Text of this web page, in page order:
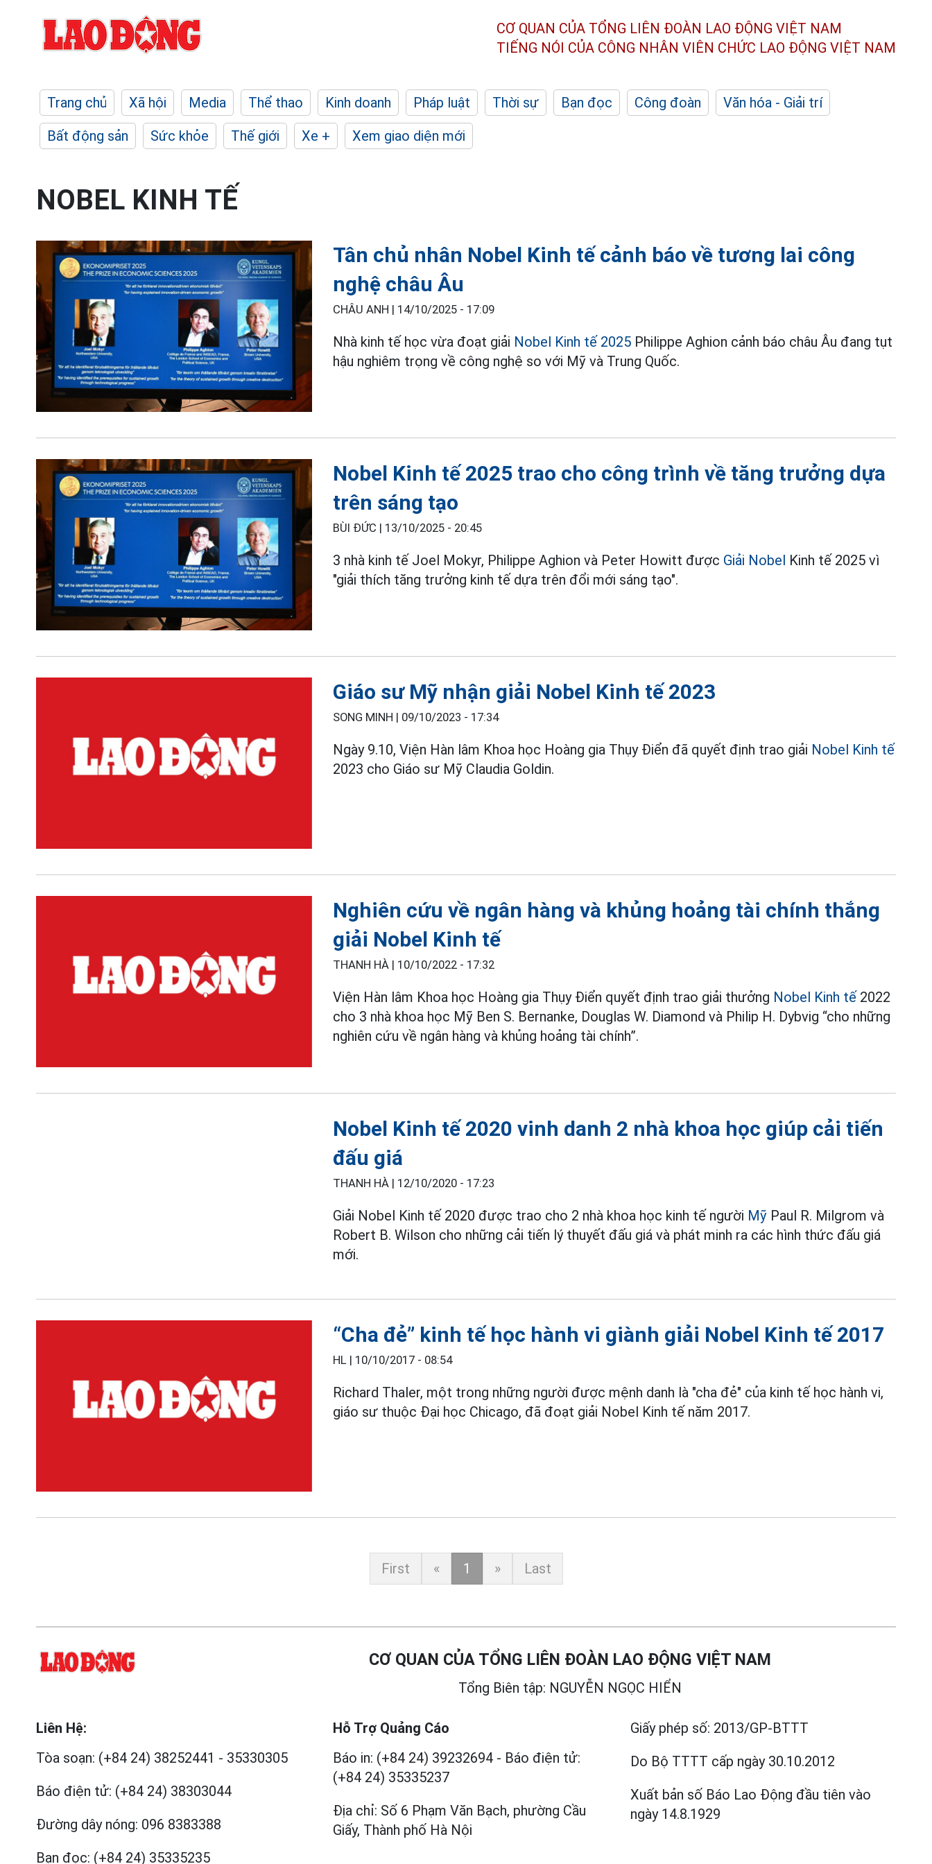
CƠ QUAN CỦA TỔNG LIÊN ĐOÀN LAO ĐỘNG VIỆT NAM
TIẾNG NÓI CỦA CÔNG NHÂN VIÊN CHỨC LAO ĐỘNG VIỆT NAM
Trang chủ Xã hội Media Thể thao Kinh doanh Pháp luật Thời sự Bạn đọc Công đoàn
Văn hóa - Giải trí
Bất động sản
Sức khỏe Thế giới Xe + Xem giao diện mới
NOBEL KINH TẾ
Tân chủ nhân Nobel Kinh tế cảnh báo về tương lai công
nghệ châu Âu
CHÂU ANH | 14/10/2025 - 17:09
Nhà kinh tế học vừa đoạt giải Nobel Kinh tế 2025 Philippe Aghion cảnh báo châu Âu đang tụt
hậu nghiêm trọng về công nghệ so với Mỹ và Trung Quốc.
Nobel Kinh tế 2025 trao cho công trình về tăng trưởng dựa
trên sáng tạo
BÙI ĐỨC | 13/10/2025 - 20:45
3 nhà kinh tế Joel Mokyr, Philippe Aghion và Peter Howitt được Giải Nobel Kinh tế 2025 vì
"giải thích tăng trưởng kinh tế dựa trên đổi mới sáng tạo".
Giáo sư Mỹ nhận giải Nobel Kinh tế 2023
SONG MINH | 09/10/2023 - 17:34
Ngày 9.10, Viện Hàn lâm Khoa học Hoàng gia Thụy Điển đã quyết định trao giải Nobel Kinh tế
2023 cho Giáo sư Mỹ Claudia Goldin.
Nghiên cứu về ngân hàng và khủng hoảng tài chính thắng
giải Nobel Kinh tế
THANH HÀ | 10/10/2022 - 17:32
Viện Hàn lâm Khoa học Hoàng gia Thụy Điển quyết định trao giải thưởng Nobel Kinh tế 2022
cho 3 nhà khoa học Mỹ Ben S. Bernanke, Douglas W. Diamond và Philip H. Dybvig “cho những
nghiên cứu về ngân hàng và khủng hoảng tài chính”.
Nobel Kinh tế 2020 vinh danh 2 nhà khoa học giúp cải tiến
đấu giá
THANH HÀ | 12/10/2020 - 17:23
Giải Nobel Kinh tế 2020 được trao cho 2 nhà khoa học kinh tế người Mỹ Paul R. Milgrom và
Robert B. Wilson cho những cải tiến lý thuyết đấu giá và phát minh ra các hình thức đấu giá
mới.
“Cha đẻ” kinh tế học hành vi giành giải Nobel Kinh tế 2017
HL | 10/10/2017 - 08:54
Richard Thaler, một trong những người được mệnh danh là "cha đẻ" của kinh tế học hành vi,
giáo sư thuộc Đại học Chicago, đã đoạt giải Nobel Kinh tế năm 2017.
First « 1 » Last
CƠ QUAN CỦA TỔNG LIÊN ĐOÀN LAO ĐỘNG VIỆT NAM
Tổng Biên tập: NGUYỄN NGỌC HIỂN
Liên Hệ:
Tòa soạn: (+84 24) 38252441 - 35330305
Báo điện tử: (+84 24) 38303044
Đường dây nóng: 096 8383388
Bạn đọc: (+84 24) 35335235
Hỗ Trợ Quảng Cáo
Báo in: (+84 24) 39232694 - Báo điện tử:
(+84 24) 35335237
Địa chỉ: Số 6 Phạm Văn Bạch, phường Cầu
Giấy, Thành phố Hà Nội
Giấy phép số: 2013/GP-BTTT
Do Bộ TTTT cấp ngày 30.10.2012
Xuất bản số Báo Lao Động đầu tiên vào
ngày 14.8.1929